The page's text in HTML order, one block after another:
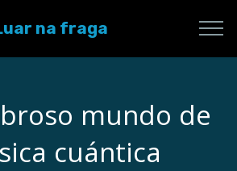
na fraga
mundo de
cuántica